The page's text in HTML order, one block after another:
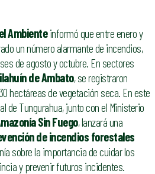
Ambienteinformó que entre enero y
un número alarmante de incendios,
de agosto y octubre. En sectores
de Ambato, se registraron
hectáreas de vegetación seca. En este
de Tungurahua, junto con el Ministerio
Sin Fuego, lanzará una
de incendios forestales
sobre la importancia de cuidar los
y prevenir futuros incidentes.